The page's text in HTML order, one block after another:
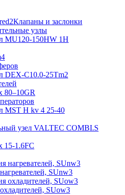
Клапаны и заслонки
узлы
SUnw3
SUow3